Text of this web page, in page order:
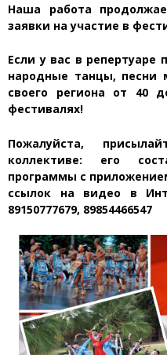
Наша работа
заявки на участие в
Если у вас в
народные танцы, песни
своего региона от 40
фестивалях!
Пожалуйста,
коллективе: его
программы с
ссылок на видео в
89150777679, 89854466547